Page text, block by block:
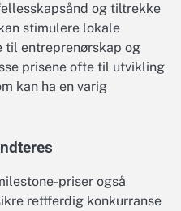
og tiltrekke
stimulere lokale
til entreprenørskap og
prisene ofte til utvikling
kan ha en varig
priser også
rettferdig konkurranse